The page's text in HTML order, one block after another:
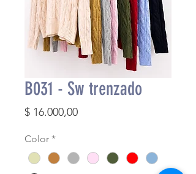
B031 - Sw trenzado
$ 16.000,00Precio
Color *